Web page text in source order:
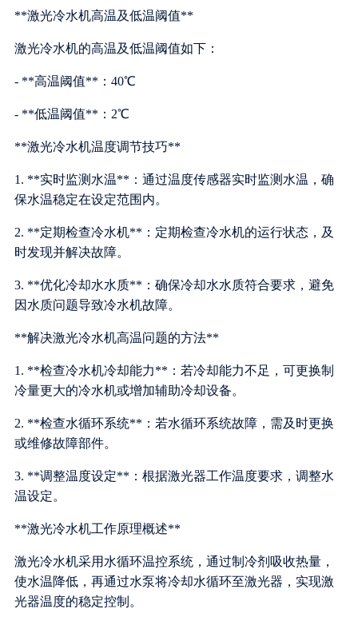
**激光冷水机高温及低温阈值**
激光冷水机的高温及低温阈值如下：
- **高温阈值**：40℃
- **低温阈值**：2℃
**激光冷水机温度调节技巧**
1. **实时监测水温**：通过温度传感器实时监测水温，确
保水温稳定在设定范围内。
2. **定期检查冷水机**：定期检查冷水机的运行状态，及
时发现并解决故障。
3. **优化冷却水水质**：确保冷却水水质符合要求，避免
因水质问题导致冷水机故障。
**解决激光冷水机高温问题的方法**
1. **检查冷水机冷却能力**：若冷却能力不足，可更换制
冷量更大的冷水机或增加辅助冷却设备。
2. **检查水循环系统**：若水循环系统故障，需及时更换
或维修故障部件。
3. **调整温度设定**：根据激光器工作温度要求，调整水
温设定。
**激光冷水机工作原理概述**
激光冷水机采用水循环温控系统，通过制冷剂吸收热量，
使水温降低，再通过水泵将冷却水循环至激光器，实现激
光器温度的稳定控制。